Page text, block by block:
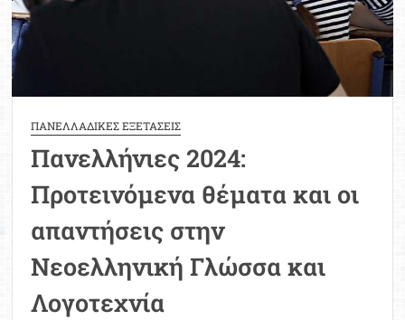
ΠΑΝΕΛΛΑΔΙΚΕΣ ΕΞΕΤΑΣΕΙΣ
Πανελλήνιες 2024:
Προτεινόμενα θέματα και οι
απαντήσεις στην
Νεοελληνική Γλώσσα και
Λογοτεχνία